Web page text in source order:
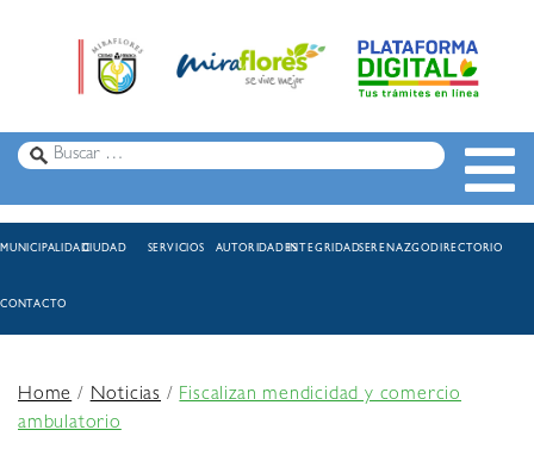
MUNICIPALIDADCIUDAD SERVICIOS AUTORIDADESINTEGRIDADSERENAZGODIRECTORIO
CONTACTO
Home/Noticias /Fiscalizan mendicidad y comercio
ambulatorio